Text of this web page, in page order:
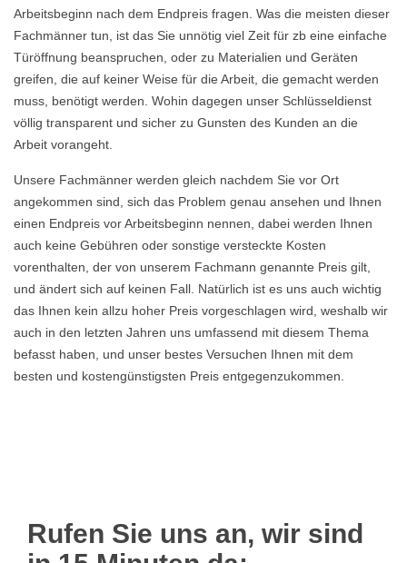
Arbeitsbeginn nach dem Endpreis fragen. Was die meisten dieser
Fachmänner tun, ist das Sie unnötig viel Zeit für zb eine einfache
Türöffnung beanspruchen, oder zu Materialien und Geräten
greifen, die auf keiner Weise für die Arbeit, die gemacht werden
muss, benötigt werden. Wohin dagegen unser Schlüsseldienst
völlig transparent und sicher zu Gunsten des Kunden an die
Arbeit vorangeht.
Unsere Fachmänner werden gleich nachdem Sie vor Ort
angekommen sind, sich das Problem genau ansehen und Ihnen
einen Endpreis vor Arbeitsbeginn nennen, dabei werden Ihnen
auch keine Gebühren oder sonstige versteckte Kosten
vorenthalten, der von unserem Fachmann genannte Preis gilt,
und ändert sich auf keinen Fall. Natürlich ist es uns auch wichtig
das Ihnen kein allzu hoher Preis vorgeschlagen wird, weshalb wir
auch in den letzten Jahren uns umfassend mit diesem Thema
befasst haben, und unser bestes Versuchen Ihnen mit dem
besten und kostengünstigsten Preis entgegenzukommen.
Rufen Sie uns an, wir sind